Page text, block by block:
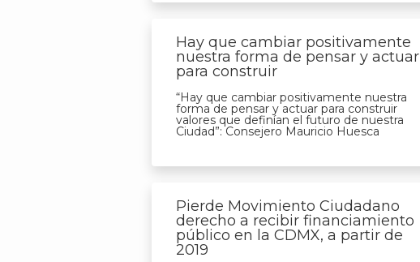
Hay que cambiar positivamente
nuestra forma de pensar y actuar
para construir
“Hay que cambiar positivamente nuestra
forma de pensar y actuar para construir
valores que definían el futuro de nuestra
Ciudad”: Consejero Mauricio Huesca
Pierde Movimiento Ciudadano
derecho a recibir financiamiento
público en la CDMX, a partir de
2019